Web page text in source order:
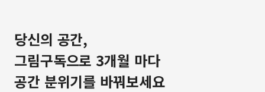
당신의 공간,
그림구독으로 3개월 마다
공간 분위기를 바꿔보세요